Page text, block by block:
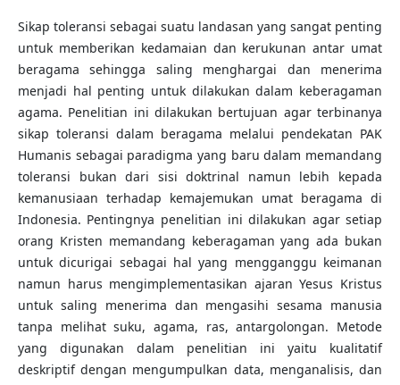
Sikap toleransi sebagai suatu landasan yang sangat penting
untuk memberikan kedamaian dan kerukunan antar umat
beragama sehingga saling menghargai dan menerima
menjadi hal penting untuk dilakukan dalam keberagaman
agama. Penelitian ini dilakukan bertujuan agar terbinanya
sikap toleransi dalam beragama melalui pendekatan PAK
Humanis sebagai paradigma yang baru dalam memandang
toleransi bukan dari sisi doktrinal namun lebih kepada
kemanusiaan terhadap kemajemukan umat beragama di
Indonesia. Pentingnya penelitian ini dilakukan agar setiap
orang Kristen memandang keberagaman yang ada bukan
untuk dicurigai sebagai hal yang mengganggu keimanan
namun harus mengimplementasikan ajaran Yesus Kristus
untuk saling menerima dan mengasihi sesama manusia
tanpa melihat suku, agama, ras, antargolongan. Metode
yang digunakan dalam penelitian ini yaitu kualitatif
deskriptif dengan mengumpulkan data, menganalisis, dan